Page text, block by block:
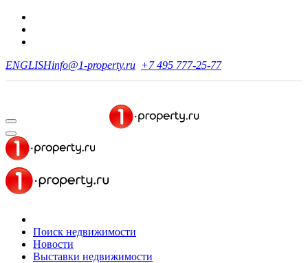
ENGLISHinfo@1-property.ru +7 495 777-25-77
Поиск недвижимости
Новости
Выставки недвижимости